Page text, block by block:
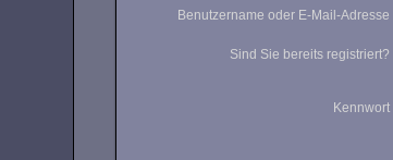
Benutzername oder E-Mail-Adresse
Sind Sie bereits registriert?
Kennwort